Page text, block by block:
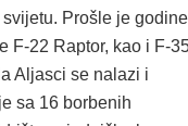
Prošle je godine
F-22 Raptor, kao i F-
Aljasci se nalazi i
sa 16 borbenih